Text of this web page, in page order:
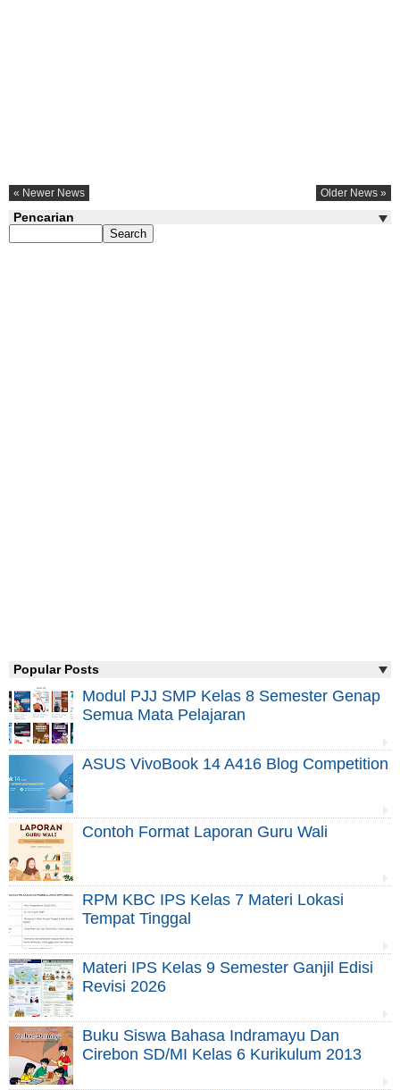
« Newer News Older News »
Pencarian
Popular Posts
Modul PJJ SMP Kelas 8 Semester Genap
Semua Mata Pelajaran
ASUS VivoBook 14 A416 Blog Competition
Contoh Format Laporan Guru Wali
RPM KBC IPS Kelas 7 Materi Lokasi
Tempat Tinggal
Materi IPS Kelas 9 Semester Ganjil Edisi
Revisi 2026
Buku Siswa Bahasa Indramayu Dan
Cirebon SD/MI Kelas 6 Kurikulum 2013